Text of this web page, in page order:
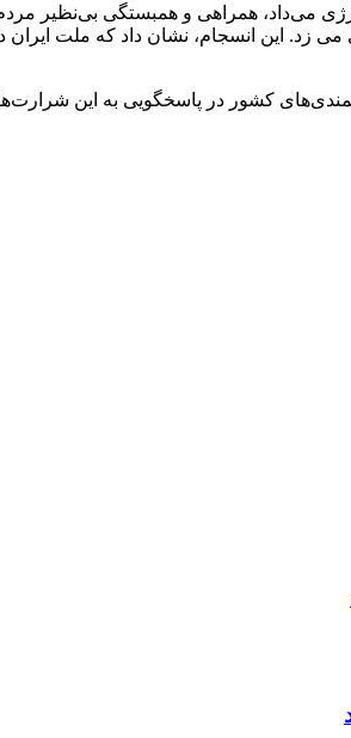
انرژی می‌داد، همراهی و همبستگی
می زد. این انسجام، نشان داد که ملت
کشور در پاسخگویی به این شرارت‌ها